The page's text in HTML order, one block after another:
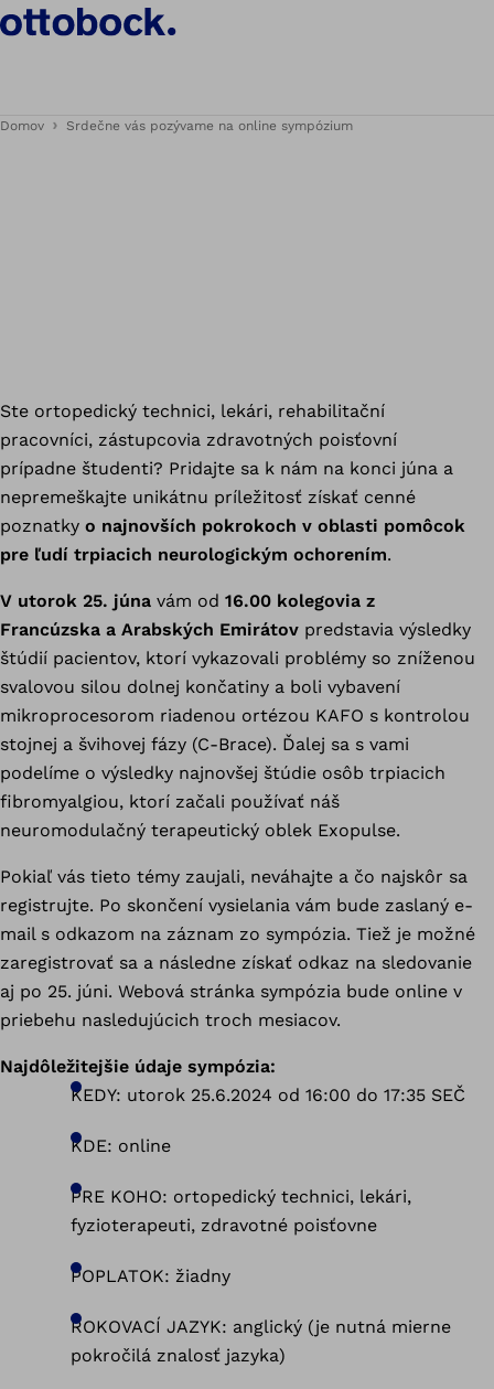
Domov Srdečne vás pozývame na online sympózium
Ste ortopedický technici, lekári, rehabilitační
pracovníci, zástupcovia zdravotných poisťovní
prípadne študenti? Pridajte sa k nám na konci júna a
nepremeškajte unikátnu príležitosť získať cenné
poznatky o najnovších pokrokoch v oblasti pomôcok
pre ľudí trpiacich neurologickým ochorením.
V utorok 25. júna vám od 16.00 kolegovia z
Francúzska a Arabských Emirátov predstavia výsledky
štúdií pacientov, ktorí vykazovali problémy so zníženou
svalovou silou dolnej končatiny a boli vybavení
mikroprocesorom riadenou ortézou KAFO s kontrolou
stojnej a švihovej fázy (C-Brace). Ďalej sa s vami
podelíme o výsledky najnovšej štúdie osôb trpiacich
fibromyalgiou, ktorí začali používať náš
neuromodulačný terapeutický oblek Exopulse.
Pokiaľ vás tieto témy zaujali, neváhajte a čo najskôr sa
registrujte. Po skončení vysielania vám bude zaslaný e-
mail s odkazom na záznam zo sympózia. Tiež je možné
zaregistrovať sa a následne získať odkaz na sledovanie
aj po 25. júni. Webová stránka sympózia bude online v
priebehu nasledujúcich troch mesiacov.
Najdôležitejšie údaje sympózia:
KEDY: utorok 25.6.2024 od 16:00 do 17:35 SEČ
KDE: online
PRE KOHO: ortopedický technici, lekári,
fyzioterapeuti, zdravotné poisťovne
POPLATOK: žiadny
ROKOVACÍ JAZYK: anglický (je nutná mierne
pokročilá znalosť jazyka)